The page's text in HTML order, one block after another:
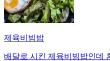
제육비빔밥
배달로 시킨 제육비빔밥인데